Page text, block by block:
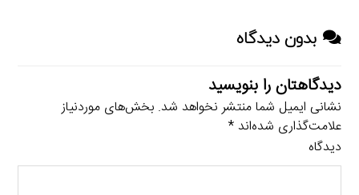
بدون دیدگاه
دیدگاهتان را بنویسید
نشانی ایمیل شما منتشر نخواهد شد. بخش‌های موردنیاز
علامت‌گذاری شده‌اند*
دیدگاه